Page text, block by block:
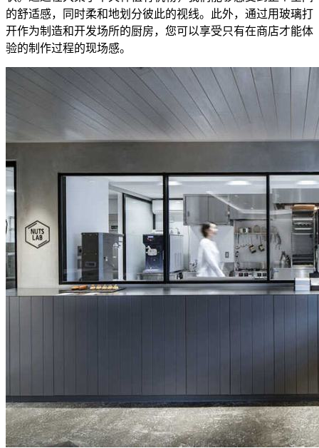
的舒适感，同时柔和地划分彼此的视线。此外，通过用玻璃打
开作为制造和开发场所的厨房，您可以享受只有在商店才能体
验的制作过程的现场感。